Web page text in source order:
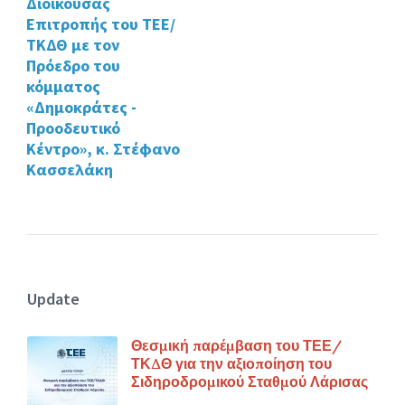
Επιτροπής του ΤΕΕ/
ΤΚΔΘ με τον
Πρόεδρο του
κόμματος
«Δημοκράτες -
Προοδευτικό
Κέντρο», κ. Στέφανο
Κασσελάκη
Update
Θεσμική παρέμβαση του ΤΕΕ/
ΤΚΔΘ για την αξιοποίηση του
Σιδηροδρομικού Σταθμού Λάρισας